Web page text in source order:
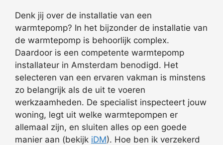
Denk jij over de installatie van een
warmtepomp? In het bijzonder de installatie van
de warmtepomp is behoorlijk complex.
Daardoor is een competente warmtepomp
installateur in Amsterdam benodigd. Het
selecteren van een ervaren vakman is minstens
zo belangrijk als de uit te voeren
werkzaamheden. De specialist inspecteert jouw
woning, legt uit welke warmtepompen er
allemaal zijn, en sluiten alles op een goede
manier aan (bekijk iDM). Hoe ben ik verzekerd